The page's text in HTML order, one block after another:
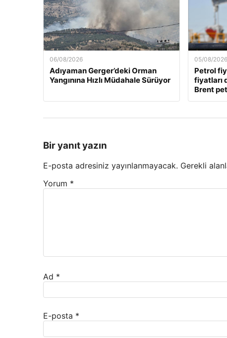
06/08/2026
Adıyaman Gerger’deki Orman
Yangınına Hızlı Müdahale Sürüyor
05/08/2026
Petrol
fiyatları
Brent
Bir yanıt yazın
E-posta adresiniz yayınlanmayacak. Gerekli
Yorum *
Ad *
E-posta *